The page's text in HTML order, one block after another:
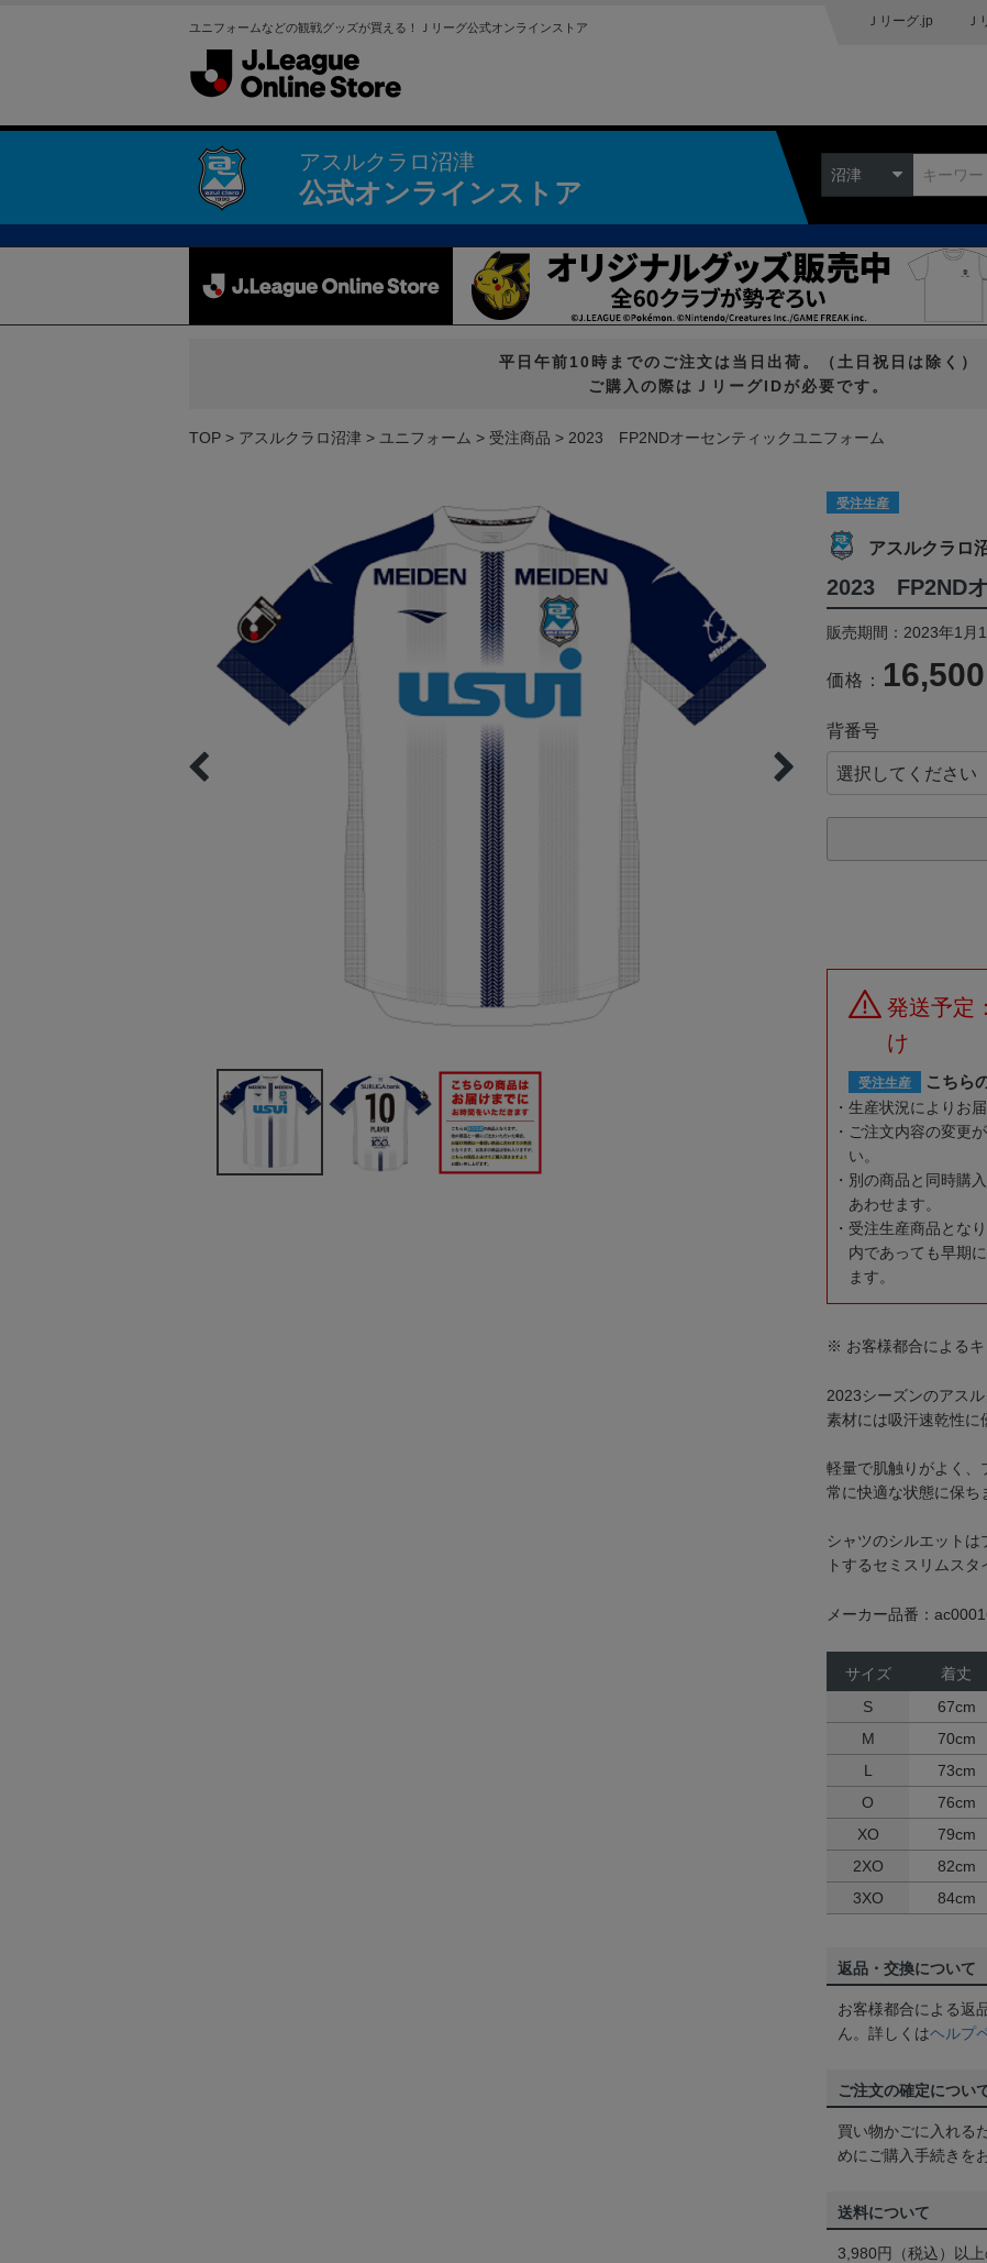
ユニフォームなどの観戦グッズが買える！Ｊリーグ公式オンラインストア Ｊリーグ.jp Ｊ
アスルクラロ沼津
公式オンラインストア
沼津
平日午前10時までのご注文は当日出荷。（土日祝日は除く）
ご購入の際はＪリーグIDが必要です。
TOP アスルクラロ沼津 ユニフォーム 受注商品 2023 FP2NDオーセンティックユニフォーム
受注生産
アスルクラロ
2023 FP2ND
販売期間：2023年1月
価格：
背番号
発送予定
け
受注生産 こちら
生産状況によりお
ご注文内容の変更
い。
別の商品と同時購
あわせます。
受注生産商品とな
内であっても早期
ます。
※ お客様都合によるキ
2023シーズンのアス
素材には吸汗速乾性に
軽量で肌触りがよく、
常に快適な状態に保ち
シャツのシルエット
トするセミスリムスタ
メーカー品番：
サイズ 着丈
S
67cm
M
70cm
L
73cm
O
76cm
XO
79cm
2XO
82cm
3XO
84cm
返品・交換について
お客様都合による返
ん。詳しくはヘルプ
ご注文の確定につい
買い物かごに入れる
めにご購入手続きを
送料について
3,980円（税込）以